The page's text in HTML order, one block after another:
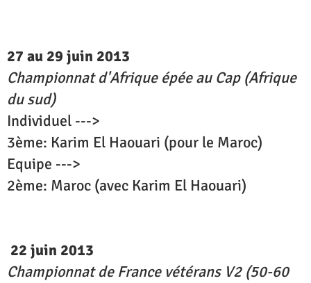
27 au 29 juin 2013
Championnat d'Afrique épée au Cap (Afrique
du sud)
Individuel --->
3ème: Karim El Haouari (pour le Maroc)
Equipe --->
2ème: Maroc (avec Karim El Haouari)
22 juin 2013
Championnat de France vétérans V2 (50-60